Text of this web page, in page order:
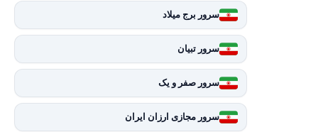
سرور برج میلاد
سرور تبیان
سرور صفر و یک
سرور مجازی ارزان ایران